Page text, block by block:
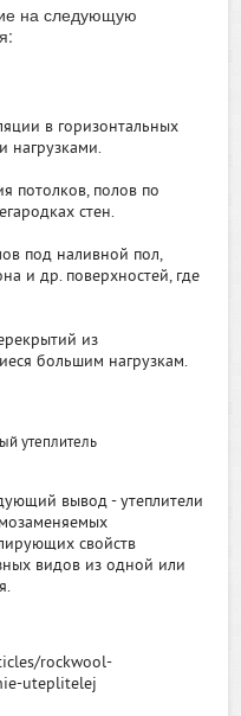
на следующую
в горизонтальных
нагрузками.
потолков, полов по
стен.
под наливной пол,
и др. поверхностей, где
из
большим нагрузкам.
утеплитель
вывод - утеплители
свойств
видов из одной или
rockwool-
uteplitelej